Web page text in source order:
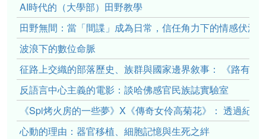
AI時代的（大學部）田野教學
田野無間：當「間諜」成為日常，信任角力下的情感伏流
波浪下的數位命脈
征路上交織的部落歷史、族群與國家邊界敘事： 《路有
反語言中心主義的電影：談哈佛感官民族誌實驗室
《Spi烤火房的一些夢》X《傳奇女伶高菊花》： 透過紀
心動的理由：器官移植、細胞記憶與生死之絆